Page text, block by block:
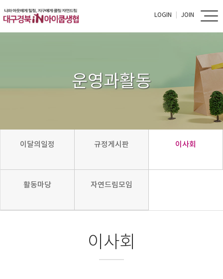
LOGIN JOIN
운영과활동
이달의일정 규정게시판 이사회
활동마당 자연드림모임
이사회